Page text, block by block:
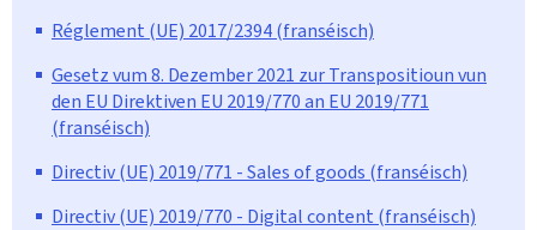
Réglement (UE) 2017/2394 (franséisch)
Gesetz vum 8. Dezember 2021 zur Transpositioun vun
den EU Direktiven EU 2019/770 an EU 2019/771
(franséisch)
Directiv (UE) 2019/771 - Sales of goods (franséisch)
Directiv (UE) 2019/770 - Digital content (franséisch)